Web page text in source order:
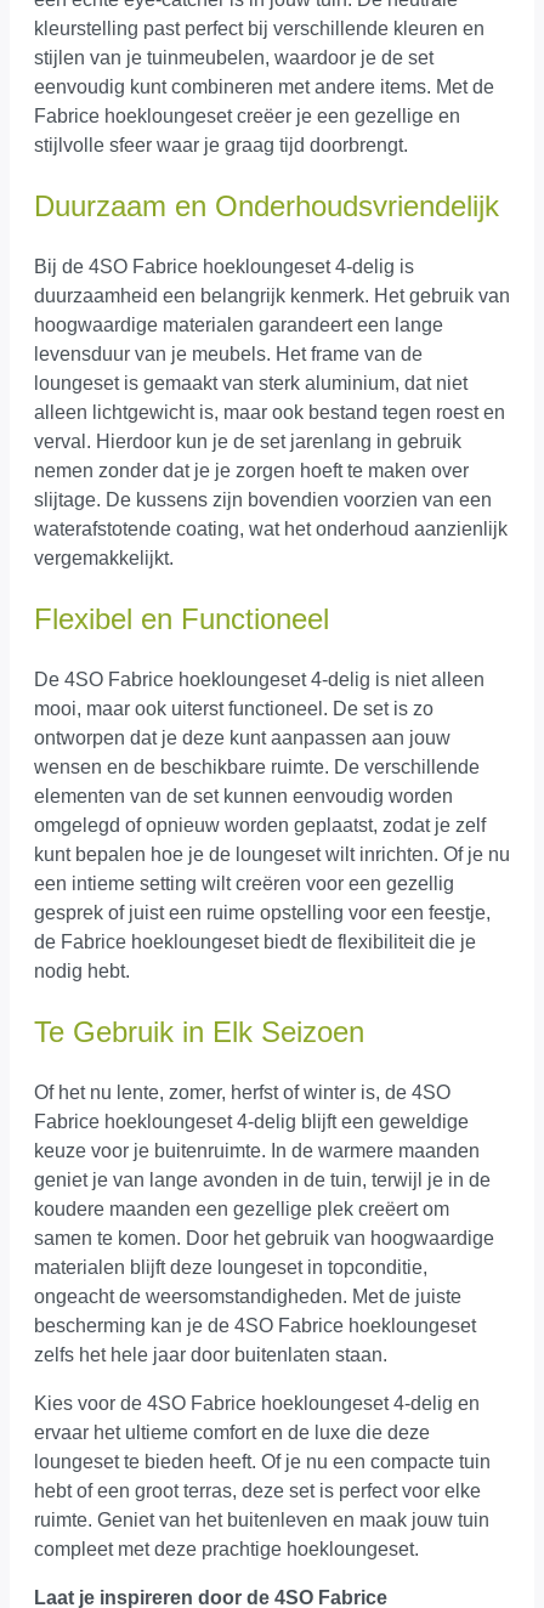
kleurstelling past perfect bij verschillende kleuren en
stijlen van je tuinmeubelen, waardoor je de set
eenvoudig kunt combineren met andere items. Met de
Fabrice hoekloungeset creëer je een gezellige en
stijlvolle sfeer waar je graag tijd doorbrengt.
Duurzaam en Onderhoudsvriendelijk
Bij de 4SO Fabrice hoekloungeset 4-delig is
duurzaamheid een belangrijk kenmerk. Het gebruik van
hoogwaardige materialen garandeert een lange
levensduur van je meubels. Het frame van de
loungeset is gemaakt van sterk aluminium, dat niet
alleen lichtgewicht is, maar ook bestand tegen roest en
verval. Hierdoor kun je de set jarenlang in gebruik
nemen zonder dat je je zorgen hoeft te maken over
slijtage. De kussens zijn bovendien voorzien van een
waterafstotende coating, wat het onderhoud aanzienlijk
vergemakkelijkt.
Flexibel en Functioneel
De 4SO Fabrice hoekloungeset 4-delig is niet alleen
mooi, maar ook uiterst functioneel. De set is zo
ontworpen dat je deze kunt aanpassen aan jouw
wensen en de beschikbare ruimte. De verschillende
elementen van de set kunnen eenvoudig worden
omgelegd of opnieuw worden geplaatst, zodat je zelf
kunt bepalen hoe je de loungeset wilt inrichten. Of je nu
een intieme setting wilt creëren voor een gezellig
gesprek of juist een ruime opstelling voor een feestje,
de Fabrice hoekloungeset biedt de flexibiliteit die je
nodig hebt.
Te Gebruik in Elk Seizoen
Of het nu lente, zomer, herfst of winter is, de 4SO
Fabrice hoekloungeset 4-delig blijft een geweldige
keuze voor je buitenruimte. In de warmere maanden
geniet je van lange avonden in de tuin, terwijl je in de
koudere maanden een gezellige plek creëert om
samen te komen. Door het gebruik van hoogwaardige
materialen blijft deze loungeset in topconditie,
ongeacht de weersomstandigheden. Met de juiste
bescherming kan je de 4SO Fabrice hoekloungeset
zelfs het hele jaar door buitenlaten staan.
Kies voor de 4SO Fabrice hoekloungeset 4-delig en
ervaar het ultieme comfort en de luxe die deze
loungeset te bieden heeft. Of je nu een compacte tuin
hebt of een groot terras, deze set is perfect voor elke
ruimte. Geniet van het buitenleven en maak jouw tuin
compleet met deze prachtige hoekloungeset.
Laat je inspireren door de 4SO Fabrice